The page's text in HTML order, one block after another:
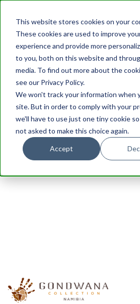
This website stores cookies on your
These cookies are used to improve
experience and provide more
to you, both on this website and
media. To find out more about the
see our Privacy Policy.
We won't track your information when
site. But in order to comply with your
we'll have to use just one tiny cookie
not asked to make this choice again.
Accept